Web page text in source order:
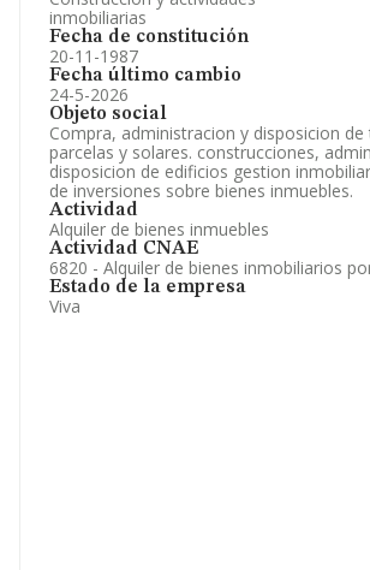
inmobiliarias
Fecha de constitución
20-11-1987
Fecha último cambio
24-5-2026
Objeto social
Compra, administracion y disposicion de
parcelas y solares. construcciones,
disposicion de edificios gestion
de inversiones sobre bienes inmuebles.
Actividad
Alquiler de bienes inmuebles
Actividad CNAE
6820 - Alquiler de bienes inmobiliarios
Estado de la empresa
Viva